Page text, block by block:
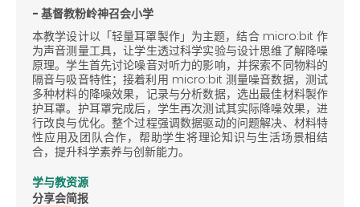
- 基督教粉岭神召会小学
本教学设计以「轻量耳罩製作」为主题，结合 micro:bit 作
为声音测量工具，让学生透过科学实验与设计思维了解降噪
原理。学生首先讨论噪音对听力的影响，并探索不同物料的
隔音与吸音特性；接着利用 micro:bit 测量噪音数据，测试
多种材料的降噪效果，记录与分析数据，选出最佳材料製作
护耳罩。护耳罩完成后，学生再次测试其实际降噪效果，进
行改良与优化。整个过程强调数据驱动的问题解决、材料特
性应用及团队合作，帮助学生将理论知识与生活场景相结
合，提升科学素养与创新能力。
学与教资源
分享会简报